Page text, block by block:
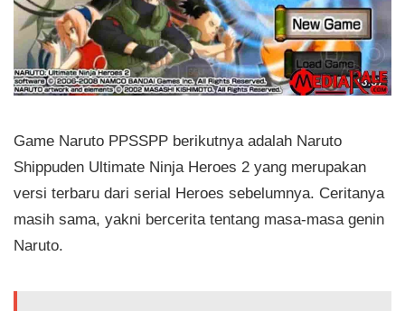
Game Naruto PPSSPP berikutnya adalah Naruto
Shippuden Ultimate Ninja Heroes 2 yang merupakan
versi terbaru dari serial Heroes sebelumnya. Ceritanya
masih sama, yakni bercerita tentang masa-masa genin
Naruto.